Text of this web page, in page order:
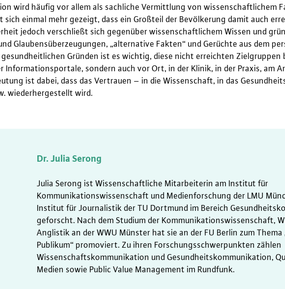
wird häufig vor allem als sachliche Vermittlung von wissenschaftlichem
sich einmal mehr gezeigt, dass ein Großteil der Bevölkerung damit auch
jedoch verschließt sich gegenüber wissenschaftlichem Wissen und
Glaubensüberzeugungen, „alternative Fakten“ und Gerüchte aus dem
Gründen ist es wichtig, diese nicht erreichten Zielgruppen
Informationsportale, sondern auch vor Ort, in der Klinik, in der Praxis, am
ist dabei, dass das Vertrauen – in die Wissenschaft, in das
wiederhergestellt wird.
Dr. Julia Serong
Julia Serong ist Wissenschaftliche Mitarbeiterin am Institut für
Kommunikationswissenschaft und Medienforschung der LMU
Institut für Journalistik der TU Dortmund im Bereich
geforscht. Nach dem Studium der Kommunikationswissenschaft,
Anglistik an der WWU Münster hat sie an der FU Berlin zum
Publikum“ promoviert. Zu ihren Forschungsschwerpunkten zählen
Wissenschaftskommunikation und Gesundheitskommunikation,
Medien sowie Public Value Management im Rundfunk.